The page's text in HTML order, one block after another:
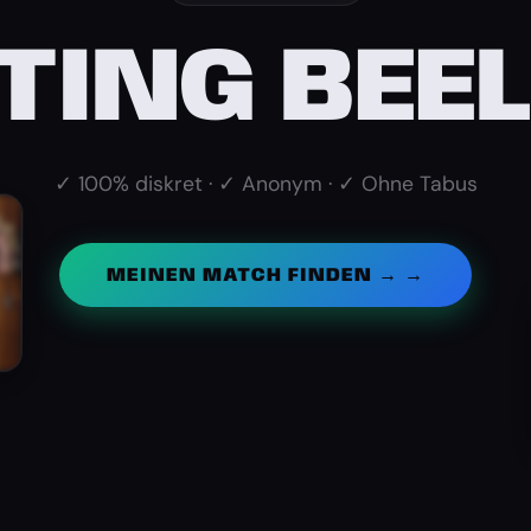
✓ 100% diskret · ✓ Anonym · ✓ Ohne Tabus
MEINEN MATCH FINDEN → →